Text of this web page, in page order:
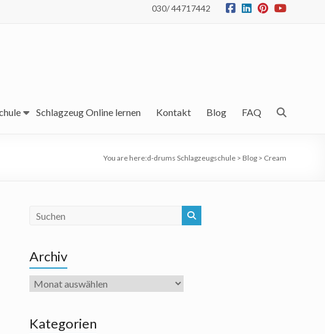
030/ 44717442
Schlagzeug Online lernen Kontakt Blog FAQ
You are here:d-drums Schlagzeugschule > Blog > Cream
Archiv
Archiv
Kategorien